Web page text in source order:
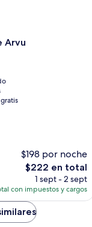
Arvu
$198 por noche
El
precio
actual
es
de
$222
$222 en total
1 sept - 2 sept
con impuestos y cargos